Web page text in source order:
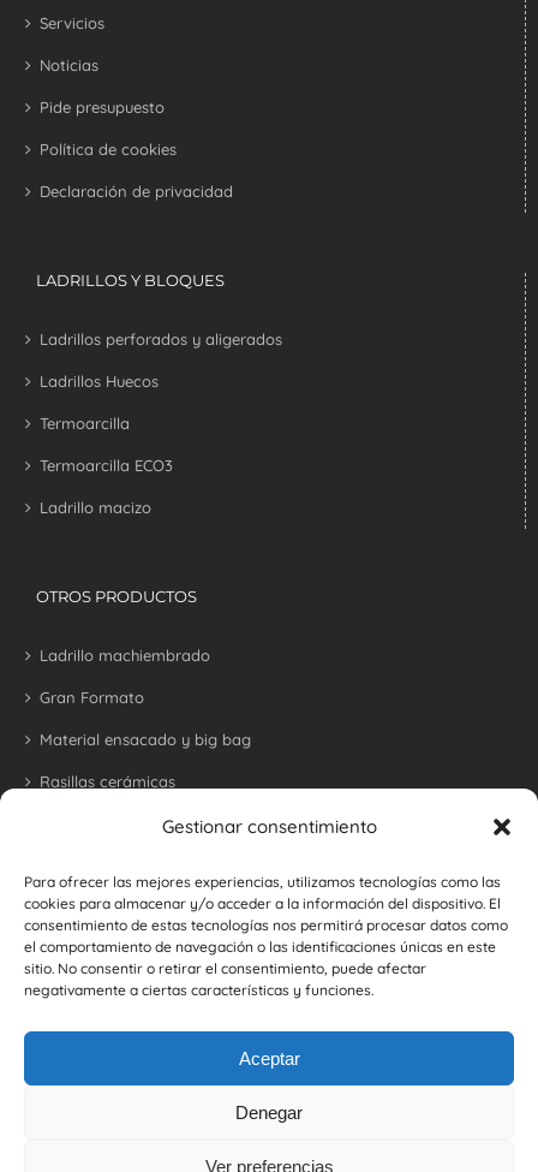
Gestionar consentimiento
Para ofrecer las mejores experiencias, utilizamos tecnologías como las
cookies para almacenar y/o acceder a la información del dispositivo. El
consentimiento de estas tecnologías nos permitirá procesar datos como
el comportamiento de navegación o las identificaciones únicas en este
sitio. No consentir o retirar el consentimiento, puede afectar
negativamente a ciertas características y funciones.
Aceptar
Denegar
Ver preferencias
Servicios
Noticias
Pide presupuesto
Política de cookies
Declaración de privacidad
LADRILLOS Y BLOQUES
Ladrillos perforados y aligerados
Ladrillos Huecos
Termoarcilla
Termoarcilla ECO3
Ladrillo macizo
OTROS PRODUCTOS
Ladrillo machiembrado
Gran Formato
Material ensacado y big bag
Rasillas cerámicas
Ladrillo refractario para barbacoas y hornos
Ladrillos y baldosas rústicas
Botellero cerámico